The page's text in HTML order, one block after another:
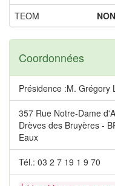
TEOM NON
Coordonnées
Présidence :M. Grégory
357 Rue Notre-Dame
Drèves des Bruyères -
Eaux
Tél.: 03 2 7 19 1 9 70